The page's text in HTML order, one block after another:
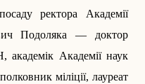
ректора Академії
Подоляка — доктор
Академії наук
міліції, лауреат